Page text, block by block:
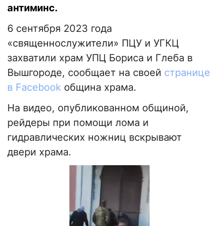
антиминс.
6 сентября 2023 года
«священнослужители» ПЦУ и УГКЦ
захватили храм УПЦ Бориса и Глеба в
Вышгороде, сообщает на своей странице
в Facebook община храма.
На видео, опубликованном общиной,
рейдеры при помощи лома и
гидравлических ножниц вскрывают
двери храма.